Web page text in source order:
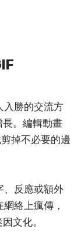
入勝的交流方
。編輯動畫
掉不必要的邊
、反應或額外
絡上瘋傳，
文化。